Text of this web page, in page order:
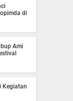
di
Ami
Kegiatan